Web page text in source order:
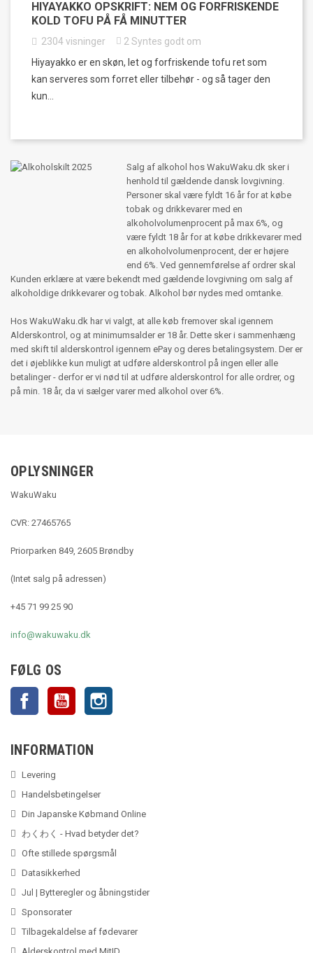
HIYAYAKKO OPSKRIFT: NEM OG FORFRISKENDE
KOLD TOFU PÅ FÅ MINUTTER
2304visninger 2Syntes godt om
Hiyayakko er en skøn, let og forfriskende tofu ret som
kan serveres som forret eller tilbehør - og så tager den
kun...
Salg af alkohol hos WakuWaku.dk sker i
henhold til gældende dansk lovgivning.
Personer skal være fyldt 16 år for at købe
tobak og drikkevarer med en
alkoholvolumenprocent på max 6%, og
være fyldt 18 år for at købe drikkevarer med
en alkoholvolumenprocent, der er højere
end 6%. Ved gennemførelse af ordrer skal
Kunden erklære at være bekendt med gældende lovgivning om salg af
alkoholdige drikkevarer og tobak. Alkohol bør nydes med omtanke.
Hos WakuWaku.dk har vi valgt, at alle køb fremover skal igennem
Alderskontrol, og at minimumsalder er 18 år. Dette sker i sammenhæng
med skift til alderskontrol igennem ePay og deres betalingsystem. Der er
det i øjeblikke kun muligt at udføre alderskontrol på ingen eller alle
betalinger - derfor er vi nød til at udføre alderskontrol for alle ordrer, og
på min. 18 år, da vi sælger varer med alkohol over 6%.
OPLYSNINGER
WakuWaku
CVR: 27465765
Priorparken 849, 2605 Brøndby
(Intet salg på adressen)
+45 71 99 25 90
info@wakuwaku.dk
FØLG OS
Facebook YouTube
INFORMATION
Levering
Handelsbetingelser
Din Japanske Købmand Online
わくわく - Hvad betyder det?
Ofte stillede spørgsmål
Datasikkerhed
Jul | Bytteregler og åbningstider
Sponsorater
Tilbagekaldelse af fødevarer